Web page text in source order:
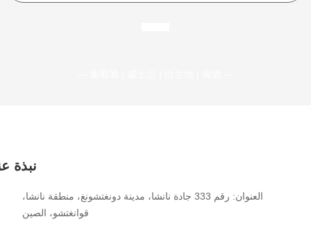
نبذة
العنوان: رقم 333 جادة نانشا، مدينة دونغتشونغ، منطقة نانشا،
قوانغتشو، الصين